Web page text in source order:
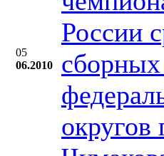
05
06.2010
России
округов